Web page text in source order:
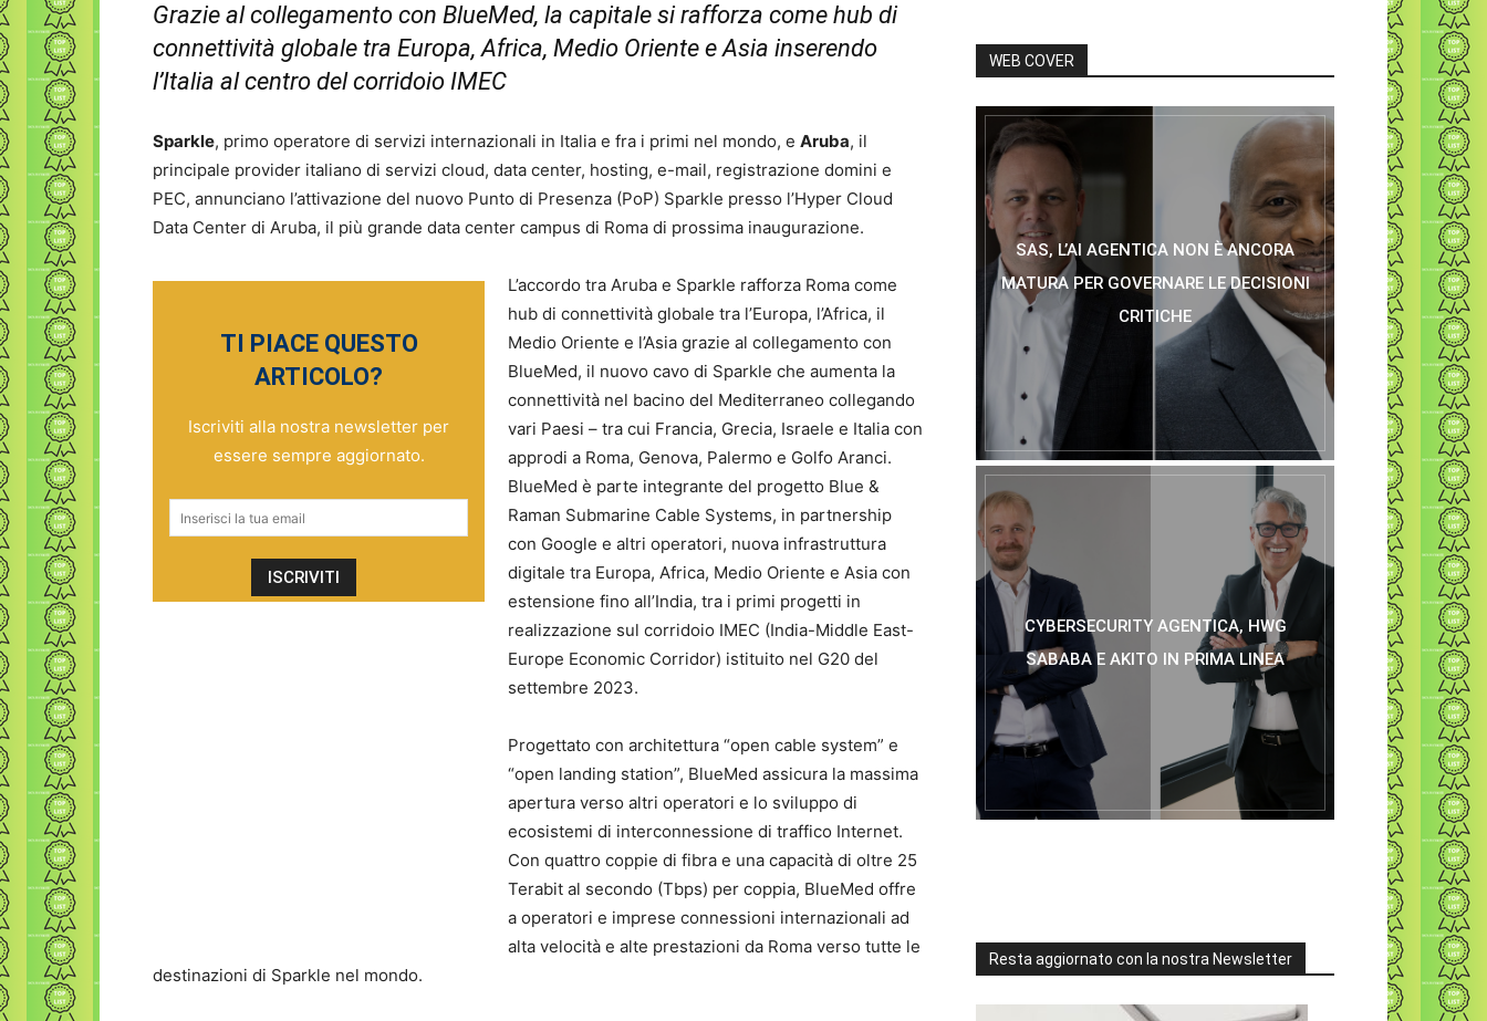
Grazie al collegamento con BlueMed, la capitale si rafforza come hub di
connettività globale tra Europa, Africa, Medio Oriente e Asia inserendo
l’Italia al centro del corridoio IMEC
Sparkle, primo operatore di servizi internazionali in Italia e fra i primi nel mondo, e Aruba, il
principale provider italiano di servizi cloud, data center, hosting, e-mail, registrazione domini e
PEC, annunciano l’attivazione del nuovo Punto di Presenza (PoP) Sparkle presso l’Hyper Cloud
Data Center di Aruba, il più grande data center campus di Roma di prossima inaugurazione.
TI PIACE QUESTO
ARTICOLO?
Iscriviti alla nostra newsletter per
essere sempre aggiornato.
L’accordo tra Aruba e Sparkle rafforza Roma come
hub di connettività globale tra l’Europa, l’Africa, il
Medio Oriente e l’Asia grazie al collegamento con
BlueMed, il nuovo cavo di Sparkle che aumenta la
connettività nel bacino del Mediterraneo collegando
vari Paesi – tra cui Francia, Grecia, Israele e Italia con
approdi a Roma, Genova, Palermo e Golfo Aranci.
BlueMed è parte integrante del progetto Blue &
Raman Submarine Cable Systems, in partnership
con Google e altri operatori, nuova infrastruttura
digitale tra Europa, Africa, Medio Oriente e Asia con
estensione fino all’India, tra i primi progetti in
realizzazione sul corridoio IMEC (India-Middle East-
Europe Economic Corridor) istituito nel G20 del
settembre 2023.
Progettato con architettura “open cable system” e
“open landing station”, BlueMed assicura la massima
apertura verso altri operatori e lo sviluppo di
ecosistemi di interconnessione di traffico Internet.
Con quattro coppie di fibra e una capacità di oltre 25
Terabit al secondo (Tbps) per coppia, BlueMed offre
a operatori e imprese connessioni internazionali ad
alta velocità e alte prestazioni da Roma verso tutte le
destinazioni di Sparkle nel mondo.
WEB COVER
SAS, L’AI AGENTICA NON È ANCORA
MATURA PER GOVERNARE LE DECISIONI
CRITICHE
CYBERSECURITY AGENTICA, HWG
SABABA E AKITO IN PRIMA LINEA
Resta aggiornato con la nostra Newsletter